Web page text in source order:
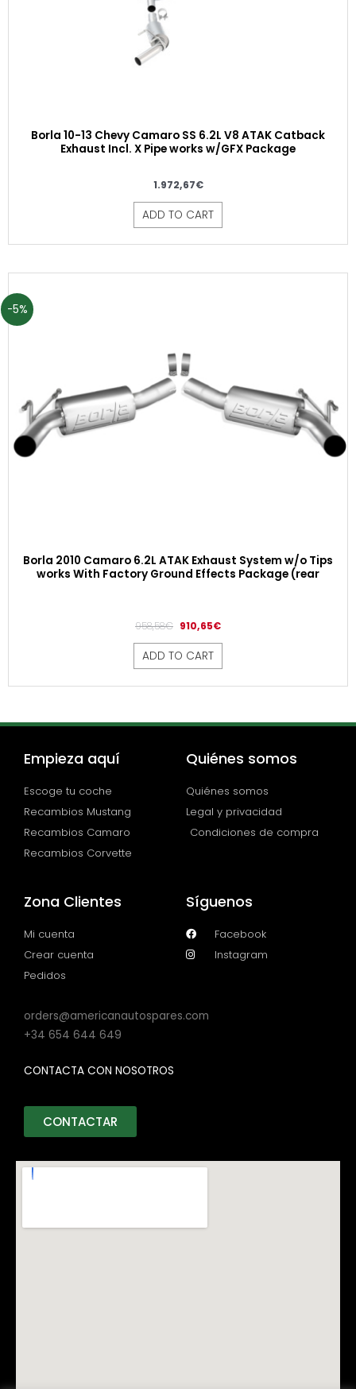
Borla 10-13 Chevy Camaro SS 6.2L V8 ATAK Catback
Exhaust Incl. X Pipe works w/GFX Package
1.972,67€
ADD TO CART
-5%
Borla 2010 Camaro 6.2L ATAK Exhaust System w/o Tips
works With Factory Ground Effects Package (rear
958,58€ 910,65€
ADD TO CART
Empieza aquí
Escoge tu coche
Recambios Mustang
Recambios Camaro
Recambios Corvette
Quiénes somos
Quiénes somos
Legal y privacidad
Condiciones de compra
Zona Clientes
Mi cuenta
Crear cuenta
Pedidos
Síguenos
Facebook
Instagram
orders@americanautospares.com
+34 654 644 649
CONTACTA CON NOSOTROS
CONTACTAR